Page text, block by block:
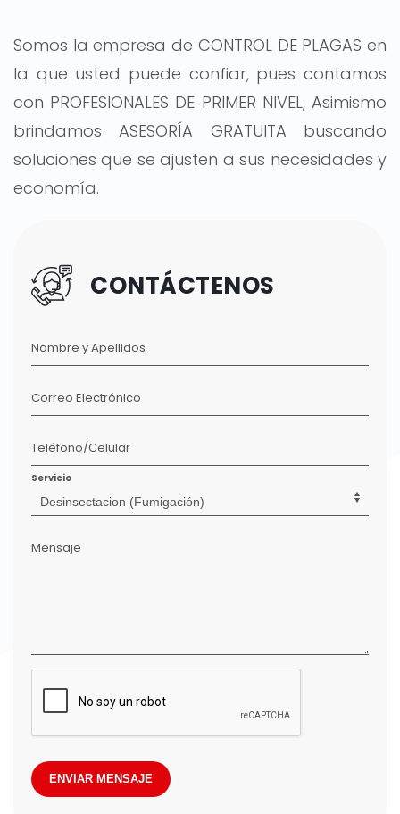
Somos la empresa de CONTROL DE PLAGAS en
la que usted puede confiar, pues contamos
con PROFESIONALES DE PRIMER NIVEL, Asimismo
brindamos ASESORÍA GRATUITA buscando
soluciones que se ajusten a sus necesidades y
economía.
CONTÁCTENOS
Nombre y Apellidos
Correo Electrónico
Teléfono/Celular
Servicio
Mensaje
ENVIAR MENSAJE